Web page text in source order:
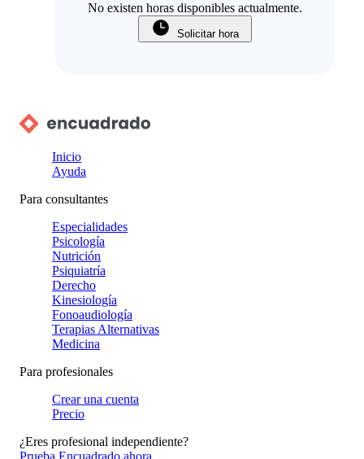
No existen horas disponibles actualmente.
Solicitar hora
Inicio
Ayuda
Para consultantes
Especialidades
Psicología
Nutrición
Psiquiatría
Derecho
Kinesiología
Fonoaudiología
Terapias Alternativas
Medicina
Para profesionales
Crear una cuenta
Precio
¿Eres profesional independiente?